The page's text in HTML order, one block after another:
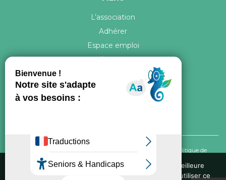
L’association
Adhérer
Espace emploi
Contact
Politique de
confidentialité
Conception graphique, iconographie et développement de ce site réalisés par
Nous utilisons des cookies pour vous garantir la meilleure
expérience sur notre site web. Si vous continuez à utiliser ce